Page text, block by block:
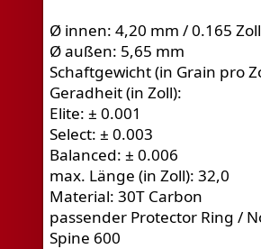
Ø innen: 4,20 mm / 0.165 Zoll
Ø außen: 5,65 mm
Schaftgewicht (in Grain pro
Geradheit (in Zoll):
Elite: ± 0.001
Select: ± 0.003
Balanced: ± 0.006
max. Länge (in Zoll): 32,0
Material: 30T Carbon
passender Protector Ring /
Spine 600